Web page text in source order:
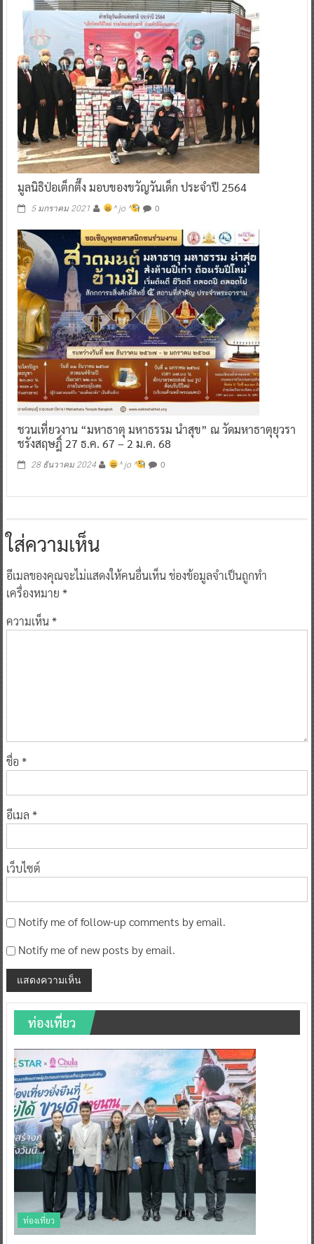
มูลนิธิป่อเต็กตึ๊ง มอบของขวัญวันเด็ก ประจำปี 2564
5 มกราคม 2021 ^ jo ^ 0
ชวนเที่ยวงาน “มหาธาตุ มหาธรรม นำสุข” ณ วัดมหาธาตุยุวรา
ชรังสฤษฎิ์ 27 ธ.ค. 67 – 2 ม.ค. 68
28 ธันวาคม 2024 ^ jo ^ 0
ใส่ความเห็น
อีเมลของคุณจะไม่แสดงให้คนอื่นเห็นช่องข้อมูลจำเป็นถูกทำ
เครื่องหมาย *
ความเห็น*
ชื่อ *
อีเมล *
เว็บไซต์
Notify me of follow-up comments by email.
Notify me of new posts by email.
ท่องเที่ยว
ท่องเที่ยว